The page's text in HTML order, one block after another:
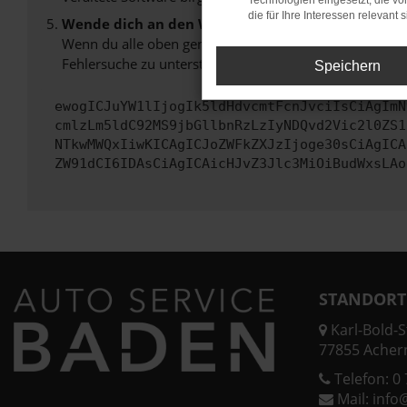
Wende dich an den Webseitenbetreiber.
Wenn du alle oben genannten Schritte versucht hast,
Fehlersuche zu unterstützen:
Karl-Bold-
77855
Telefon: 0
Mail:
die für Ihre Interessen relevant
Speichern